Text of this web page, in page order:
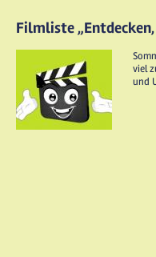
Filmliste
viel
und